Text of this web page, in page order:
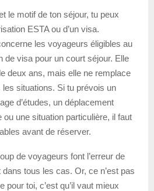
le motif de ton séjour, tu peux
ESTA ou d’un visa.
les voyageurs éligibles au
de visa pour un court séjour. Elle
deux ans, mais elle ne remplace
situations. Si tu prévois un
d’études, un déplacement
une situation particulière, il faut
avant de réserver.
de voyageurs font l’erreur de
dans tous les cas. Or, ce n’est pas
pour toi, c’est qu’il vaut mieux